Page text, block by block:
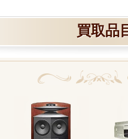
買取品